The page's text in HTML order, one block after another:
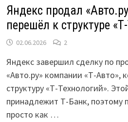
Яндекс продал
перешёл к структуре
02.06.2026 2
Яндекс завершил сделку по
«Авто.ру» компании «Т-Авто»,
структуру «Т-Технологий».
принадлежит Т-Банк, поэтому
просто как …